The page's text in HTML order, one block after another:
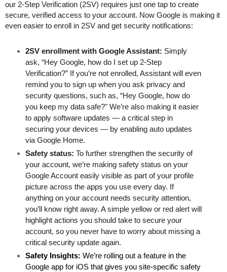
our 2-Step Verification (2SV) requires just one tap to create
secure, verified access to your account. Now Google is making it
even easier to enroll in 2SV and get security notifications:
2SV enrollment with Google Assistant: Simply
ask, “Hey Google, how do I set up 2-Step
Verification?” If you’re not enrolled, Assistant will even
remind you to sign up when you ask privacy and
security questions, such as, “Hey Google, how do
you keep my data safe?" We’re also making it easier
to apply software updates — a critical step in
securing your devices — by enabling auto updates
via Google Home.
Safety status: To further strengthen the security of
your account, we’re making safety status on your
Google Account easily visible as part of your profile
picture across the apps you use every day. If
anything on your account needs security attention,
you’ll know right away. A simple yellow or red alert will
highlight actions you should take to secure your
account, so you never have to worry about missing a
critical security update again.
Safety Insights: We’re rolling out a feature in the
Google app for iOS that gives you site-specific safety